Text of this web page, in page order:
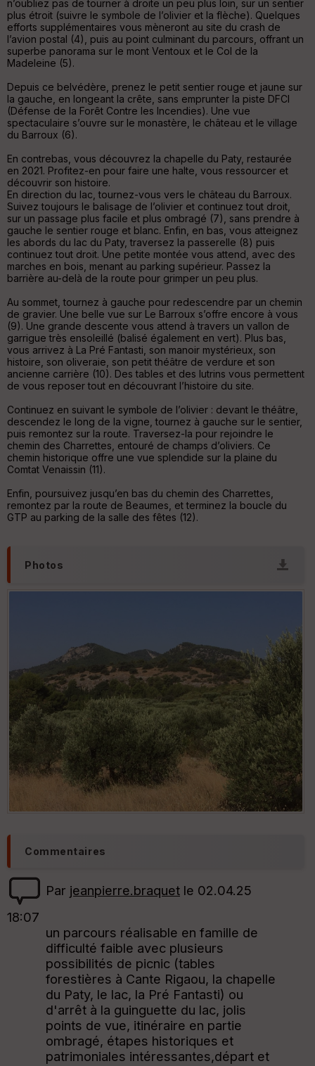
Tr
an
sp
ar
int
illé
e
n
s
St
e
w
n’oubliez pas de tourner à droite un peu plus loin, sur un sentier
plus étroit (suivre le symbole de l’olivier et la flèche). Quelques
efforts supplémentaires vous mèneront au site du crash de
l’avion postal (4), puis au point culminant du parcours, offrant un
superbe panorama sur le mont Ventoux et le Col de la
Madeleine (5).
Depuis ce belvédère, prenez le petit sentier rouge et jaune sur
la gauche, en longeant la crête, sans emprunter la piste DFCI
(Défense de la Forêt Contre les Incendies). Une vue
spectaculaire s’ouvre sur le monastère, le château et le village
du Barroux (6).
En contrebas, vous découvrez la chapelle du Paty, restaurée
en 2021. Profitez-en pour faire une halte, vous ressourcer et
découvrir son histoire.
En direction du lac, tournez-vous vers le château du Barroux.
Suivez toujours le balisage de l’olivier et continuez tout droit,
sur un passage plus facile et plus ombragé (7), sans prendre à
gauche le sentier rouge et blanc. Enfin, en bas, vous atteignez
les abords du lac du Paty, traversez la passerelle (8) puis
continuez tout droit. Une petite montée vous attend, avec des
marches en bois, menant au parking supérieur. Passez la
barrière au-delà de la route pour grimper un peu plus.
Au sommet, tournez à gauche pour redescendre par un chemin
de gravier. Une belle vue sur Le Barroux s’offre encore à vous
(9). Une grande descente vous attend à travers un vallon de
garrigue très ensoleillé (balisé également en vert). Plus bas,
vous arrivez à La Pré Fantasti, son manoir mystérieux, son
histoire, son oliveraie, son petit théâtre de verdure et son
ancienne carrière (10). Des tables et des lutrins vous permettent
de vous reposer tout en découvrant l’histoire du site.
Continuez en suivant le symbole de l’olivier : devant le théâtre,
descendez le long de la vigne, tournez à gauche sur le sentier,
puis remontez sur la route. Traversez-la pour rejoindre le
chemin des Charrettes, entouré de champs d’oliviers. Ce
chemin historique offre une vue splendide sur la plaine du
Comtat Venaissin (11).
Enfin, poursuivez jusqu’en bas du chemin des Charrettes,
remontez par la route de Beaumes, et terminez la boucle du
GTP au parking de la salle des fêtes (12).
Photos
Commentaires
Par jeanpierre.braquet le 02.04.25
18:07
un parcours réalisable en famille de
difficulté faible avec plusieurs
possibilités de picnic (tables
forestières à Cante Rigaou, la chapelle
du Paty, le lac, la Pré Fantasti) ou
d'arrêt à la guinguette du lac, jolis
points de vue, itinéraire en partie
ombragé, étapes historiques et
patrimoniales intéressantes,départ et